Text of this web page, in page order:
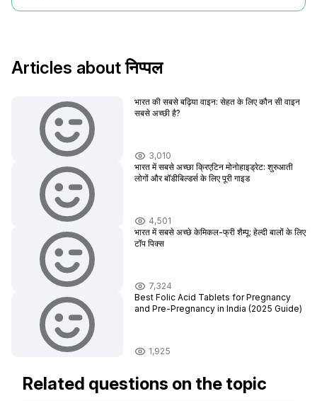
Articles about निप्पल
भारत की सबसे बढ़िया वाइन: सेहत के लिए कौन सी वाइन
सबसे अच्छी है?
3,010
भारत में सबसे अच्छा क्रिएटिन मोनोहाइड्रेट: शुरुआती
लोगों और बॉडीबिल्डर्स के लिए पूरी गाइड
4,501
भारत में सबसे अच्छे केमिकल-फ्री शैम्पू: हेल्दी बालों के लिए
टॉप पिक्स
7,324
Best Folic Acid Tablets for Pregnancy
and Pre-Pregnancy in India (2025 Guide)
1,925
Related questions on the topic